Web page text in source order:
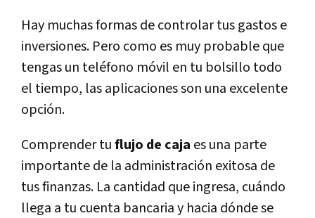
Hay muchas formas de controlar tus gastos e
inversiones. Pero como es muy probable que
tengas un teléfono móvil en tu bolsillo todo
el tiempo, las aplicaciones son una excelente
opción.
Comprender tuflujo de caja es una parte
importante de la administración exitosa de
tus finanzas. La cantidad que ingresa, cuándo
llega a tu cuenta bancaria y hacia dónde se